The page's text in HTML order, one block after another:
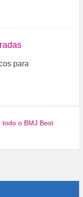
para
o BMJ Best